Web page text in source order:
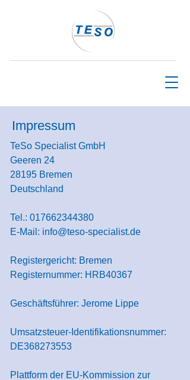
Impressum
TeSo Specialist GmbH
Geeren 24
28195 Bremen
Deutschland
Tel.: 017662344380
E-Mail: info@teso-specialist.de
Registergericht: Bremen
Registernummer: HRB40367
Geschäftsführer: Jerome Lippe
Umsatzsteuer-Identifikationsnummer:
DE368273553
Plattform der EU-Kommission zur